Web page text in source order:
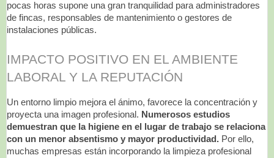
pocas horas supone una gran tranquilidad para administradores
de fincas, responsables de mantenimiento o gestores de
instalaciones públicas.
IMPACTO POSITIVO EN EL AMBIENTE
LABORAL Y LA REPUTACIÓN
Un entorno limpio mejora el ánimo, favorece la concentración y
proyecta una imagen profesional. Numerosos estudios
demuestran que la higiene en el lugar de trabajo se relaciona
con un menor absentismo y mayor productividad. Por ello,
muchas empresas están incorporando la limpieza profesional